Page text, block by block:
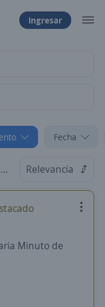
Ingresar
Fecha
Relevancia
Minuto de